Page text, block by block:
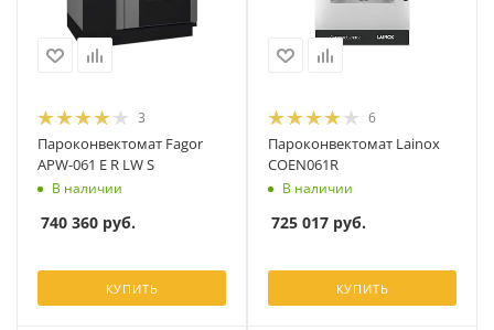
3
Пароконвектомат Fagor
APW-061 E R LW S
В наличии
740 360 руб.
КУПИТЬ
6
Пароконвектомат Lainox
COEN061R
В наличии
725 017 руб.
КУПИТЬ